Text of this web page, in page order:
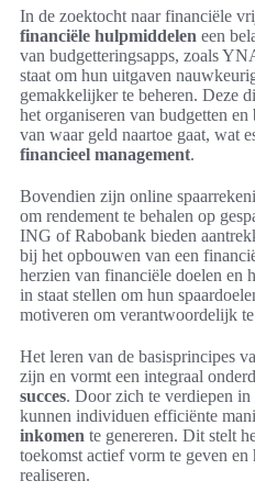
In de zoektocht naar financiële
financiële hulpmiddelen een
van budgetteringsapps, zoals
staat om hun uitgaven
gemakkelijker te beheren. Deze
het organiseren van budgetten
van waar geld naartoe gaat, wat
financieel management.
Bovendien zijn online
om rendement te behalen op
ING of Rabobank bieden
bij het opbouwen van een
herzien van financiële doelen en
in staat stellen om hun
motiveren om verantwoordelijk te
Het leren van de basisprincipes
zijn en vormt een integraal
succes. Door zich te verdiepen
kunnen individuen efficiënte
inkomen te genereren. Dit stelt
toekomst actief vorm te geven en
realiseren.